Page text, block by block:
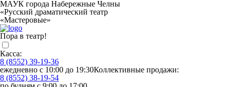
МАУК города Набережные Челны
«Русский драматический театр
«Мастеровые»
Пора в театр!
Касса:
8 (8552) 39-19-36
ежедневно с 10:00 до 19:30Коллективные продажи:
8 (8552) 38-19-54